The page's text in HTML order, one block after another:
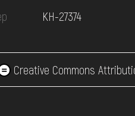
КН-27374
Creative Commons